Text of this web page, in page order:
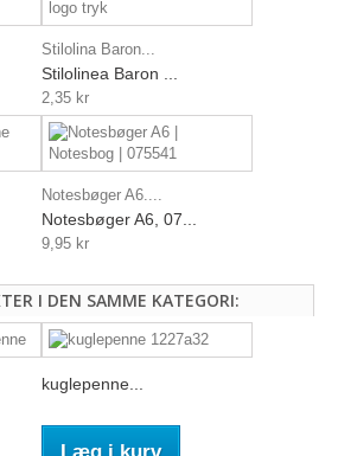
Stilolina Baron...
Stilolinea Baron ...
2,35 kr
Notesbøger A6....
Notesbøger A6, 07...
9,95 kr
I DEN SAMME KATEGORI:
kuglepenne...